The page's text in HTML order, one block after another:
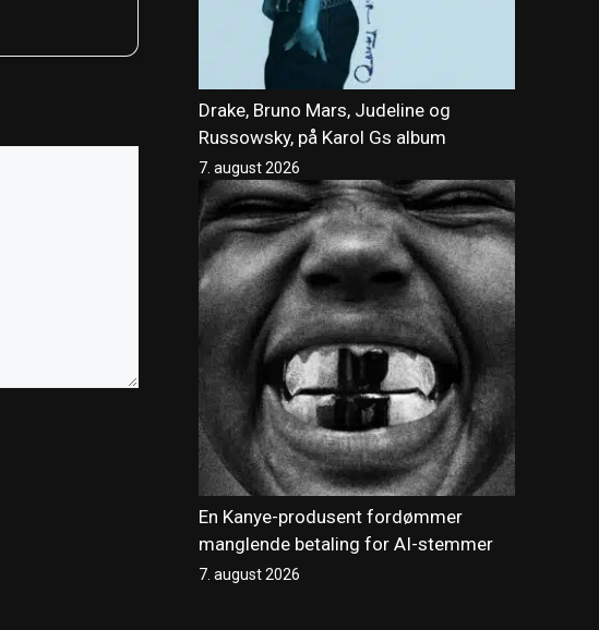
Drake, Bruno Mars, Judeline og
Russowsky, på Karol Gs album
7. august 2026
En Kanye-produsent fordømmer
manglende betaling for AI-stemmer
7. august 2026